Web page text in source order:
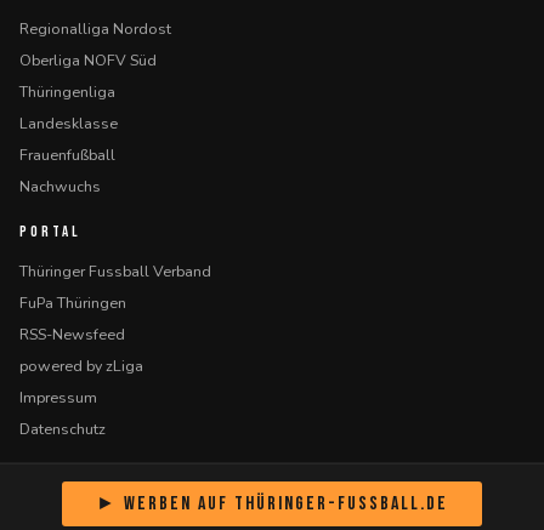
Regionalliga Nordost
Oberliga NOFV Süd
Thüringenliga
Landesklasse
Frauenfußball
Nachwuchs
PORTAL
Thüringer Fussball Verband
FuPa Thüringen
RSS-Newsfeed
powered by zLiga
Impressum
Datenschutz
► Werben auf Thüringer-Fussball.de